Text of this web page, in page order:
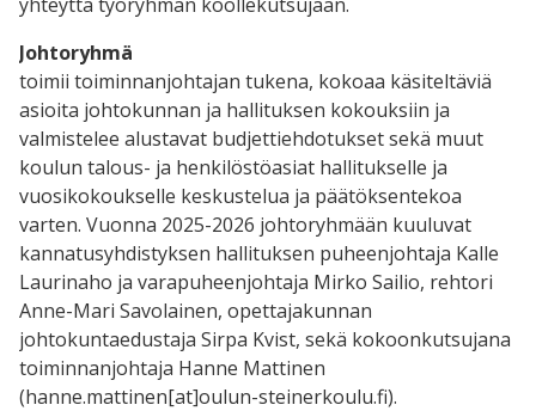
Johtoryhmä
toimii toiminnanjohtajan tukena, kokoaa käsiteltäviä
asioita johtokunnan ja hallituksen kokouksiin ja
valmistelee alustavat budjettiehdotukset sekä muut
koulun talous- ja henkilöstöasiat hallitukselle ja
vuosikokoukselle keskustelua ja päätöksentekoa
varten. Vuonna 2025-2026 johtoryhmään kuuluvat
kannatusyhdistyksen hallituksen puheenjohtaja Kalle
Laurinaho ja varapuheenjohtaja Mirko Sailio, rehtori
Anne-Mari Savolainen, opettajakunnan
johtokuntaedustaja Sirpa Kvist, sekä kokoonkutsujana
toiminnanjohtaja Hanne Mattinen
(hanne.mattinen[at]oulun-steinerkoulu.fi).